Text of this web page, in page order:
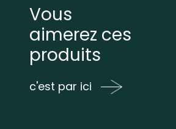
Vous
aimerez ces
produits
c'est par ici